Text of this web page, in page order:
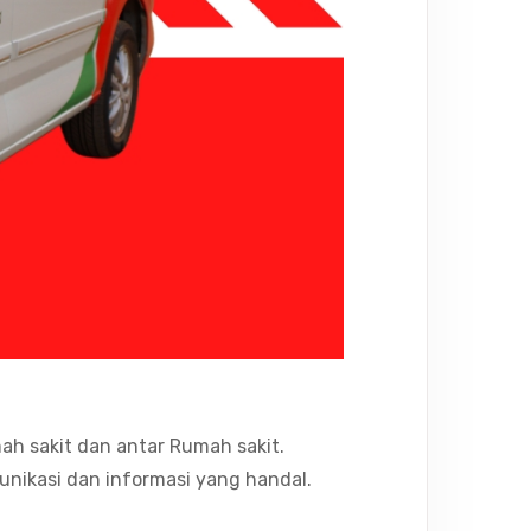
sakit dan antar Rumah sakit.
dan informasi yang handal.